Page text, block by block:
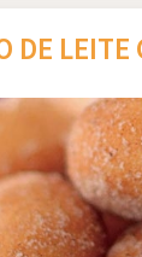
DE LEITE